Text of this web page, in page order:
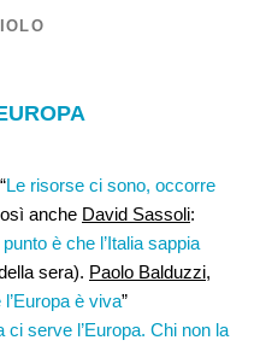
Le risorse ci sono, occorre
anche David Sassoli:
è che l’Italia sappia
sera). Paolo Balduzzi,
è viva”
ci serve l’Europa. Chi non la